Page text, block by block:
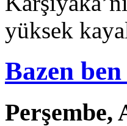
yüksek
Bazen
Perşembe,